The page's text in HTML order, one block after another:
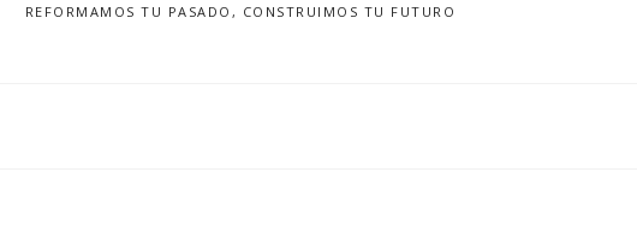
REFORMAMOS TU PASADO, CONSTRUIMOS TU FUTURO